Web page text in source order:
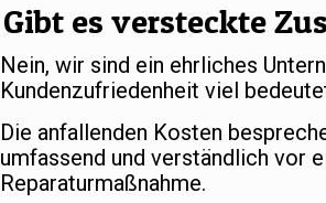
Gibt es versteckte
Nein, wir sind ein ehrliches
Kundenzufriedenheit viel
Die anfallenden Kosten
umfassend und verständlich vor
Reparaturmaßnahme.